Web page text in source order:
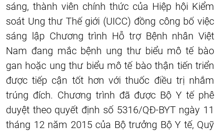
sáng, thành viên chính thức của Hiệp hội Kiểm
soát Ung thư Thế giới (UICC) đồng công bố việc
sáng lập Chương trình Hỗ trợ Bệnh nhân Việt
Nam đang mắc bệnh ung thư biểu mô tế bào
gan hoặc ung thư biểu mô tế bào thận tiến triển
được tiếp cận tốt hơn với thuốc điều trị nhắm
trúng đích. Chương trình đã được Bộ Y tế phê
duyệt theo quyết định số 5316/QĐ-BYT ngày 11
tháng 12 năm 2015 của Bộ trưởng Bộ Y tế, Quỹ